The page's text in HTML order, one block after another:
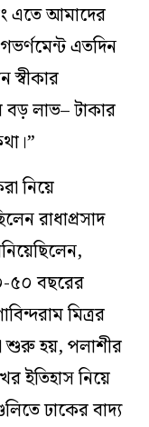
এতে আমাদের
এতদিন
স্বীকার
বড় লাভ– টাকার
নিয়ে
রাধাপ্রসাদ
৫০ বছরের
মিত্রর
শুরু হয়, পলাশীর
ইতিহাস নিয়ে
ঢাকের বাদ্য